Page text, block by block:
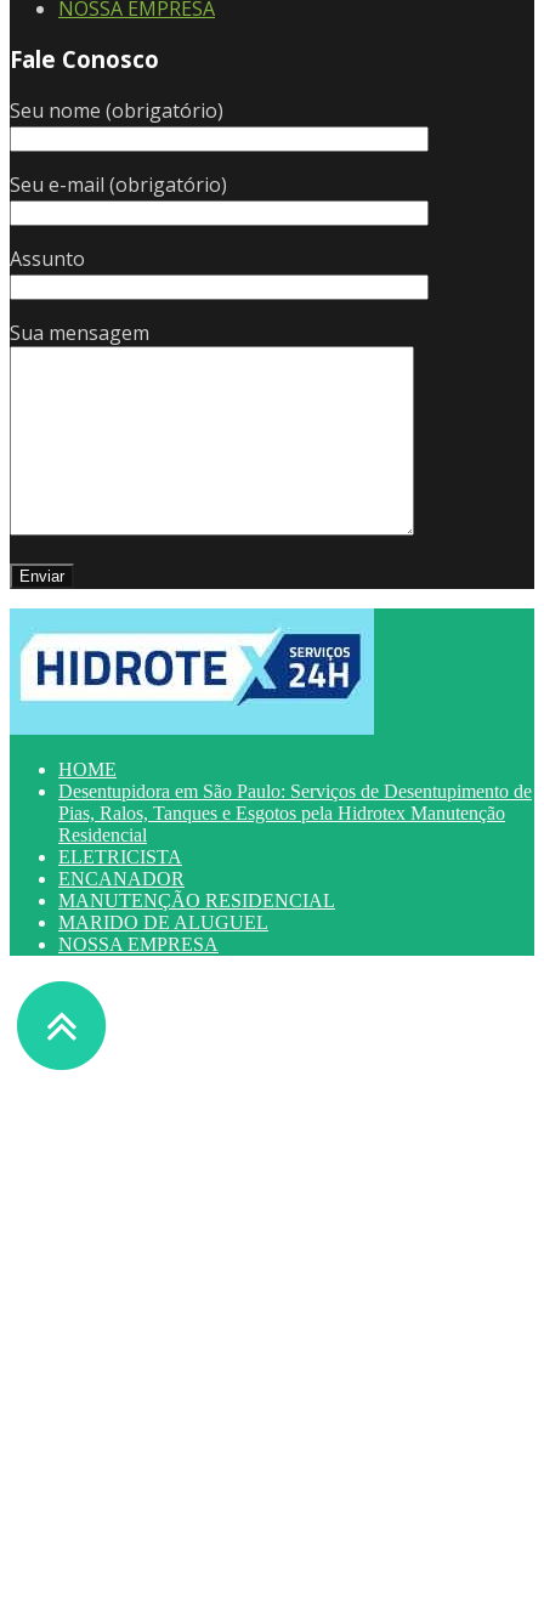
NOSSA EMPRESA
Fale Conosco
Seu nome (obrigatório)
Seu e-mail (obrigatório)
Assunto
Sua mensagem
HOME
Desentupidora em São Paulo: Serviços de Desentupimento de
Pias, Ralos, Tanques e Esgotos pela Hidrotex Manutenção
Residencial
ELETRICISTA
ENCANADOR
MANUTENÇÃO RESIDENCIAL
MARIDO DE ALUGUEL
NOSSA EMPRESA